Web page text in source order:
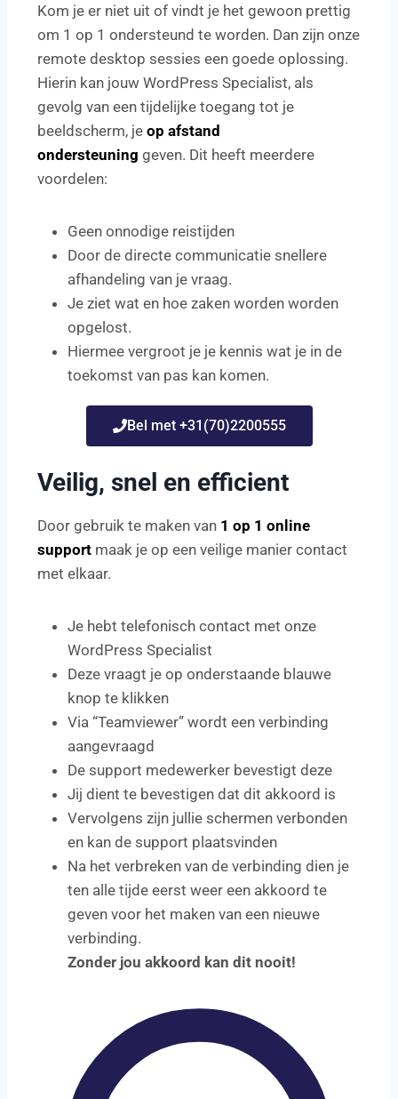
Kom je er niet uit of vindt je het gewoon prettig
om 1 op 1 ondersteund te worden. Dan zijn onze
remote desktop sessies een goede oplossing.
Hierin kan jouw WordPress Specialist, als
gevolg van een tijdelijke toegang tot je
beeldscherm, je op afstand
ondersteuning geven. Dit heeft meerdere
voordelen:
Geen onnodige reistijden
Door de directe communicatie snellere
afhandeling van je vraag.
Je ziet wat en hoe zaken worden worden
opgelost.
Hiermee vergroot je je kennis wat je in de
toekomst van pas kan komen.
Bel met +31(70)2200555
Veilig, snel en efficient
Door gebruik te maken van 1 op 1 online
support maak je op een veilige manier contact
met elkaar.
Je hebt telefonisch contact met onze
WordPress Specialist
Deze vraagt je op onderstaande blauwe
knop te klikken
Via “Teamviewer” wordt een verbinding
aangevraagd
De support medewerker bevestigt deze
Jij dient te bevestigen dat dit akkoord is
Vervolgens zijn jullie schermen verbonden
en kan de support plaatsvinden
Na het verbreken van de verbinding dien je
ten alle tijde eerst weer een akkoord te
geven voor het maken van een nieuwe
verbinding.
Zonder jou akkoord kan dit nooit!